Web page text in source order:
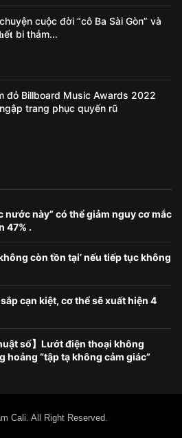
cuộc đời “cô Ba Sài Gòn” và
bi thảm...
đỏ Billboard Music Awards 2022
trang phục quyến rũ
nước này” có thể giảm nguy cơ mắc
47% .
còn tồn tại’ nếu tiếp tục không
cạn kiệt, cơ thể sẽ xuất hiện 4
số】Lướt điện thoại không
hoảng “tập tạ không cảm giác”
Cali. All Right Reserved.